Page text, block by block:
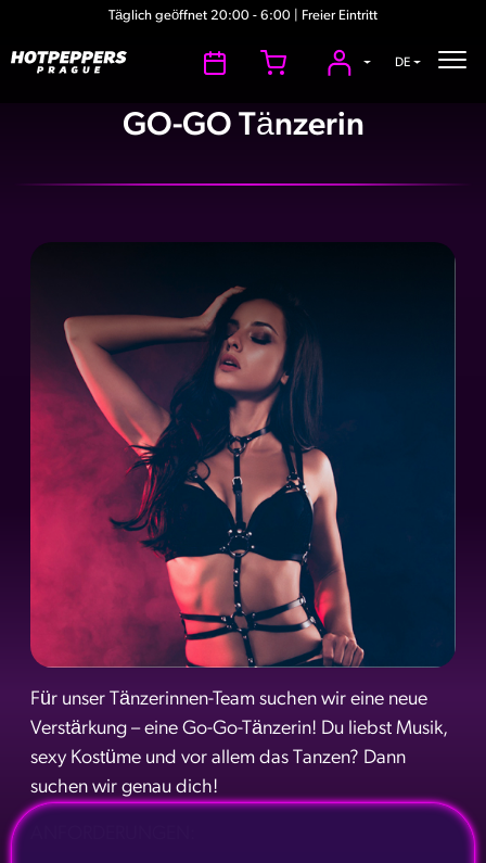
DE
Täglich geöffnet 20:00 - 6:00 | Freier Eintritt
GO-GO Tänzerin
Für unser Tänzerinnen-Team suchen wir eine neue
Verstärkung – eine Go-Go-Tänzerin! Du liebst Musik,
sexy Kostüme und vor allem das Tanzen? Dann
suchen wir genau dich!